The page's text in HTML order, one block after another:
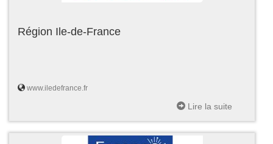
Région Ile-de-France
www.iledefrance.fr
Lire la suite